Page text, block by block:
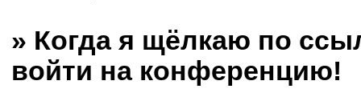
» Когда я щёлкаю по
войти на конференцию!